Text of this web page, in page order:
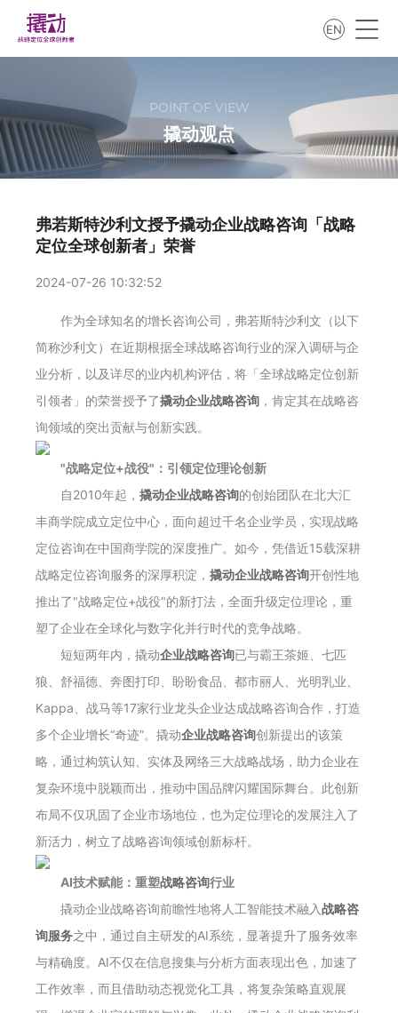
EN
POINT OF VIEW
撬动观点
弗若斯特沙利文授予撬动企业战略咨询「战略
定位全球创新者」荣誉
2024-07-26 10:32:52
作为全球知名的增长咨询公司，弗若斯特沙利文（以下
简称沙利文）在近期根据全球战略咨询行业的深入调研与企
业分析，以及详尽的业内机构评估，将「全球战略定位创新
引领者」的荣誉授予了撬动企业战略咨询 ，肯定其在战略咨
询领域的突出贡献与创新实践。
"战略定位+战役"：引领定位理论创新
自2010年起， 撬动企业战略咨询的创始团队在北大汇
丰商学院成立定位中心，面向超过千名企业学员，实现战略
定位咨询在中国商学院的深度推广。如今，凭借近15载深耕
战略定位咨询服务的深厚积淀， 撬动企业战略咨询开创性地
推出了"战略定位+战役"的新打法，全面升级定位理论，重
塑了企业在全球化与数字化并行时代的竞争战略。
短短两年内，撬动企业战略咨询已与霸王茶姬、七匹
狼、舒福德、奔图打印、盼盼食品、都市丽人、光明乳业、
Kappa、战马等17家行业龙头企业达成战略咨询合作，打造
多个企业增长“奇迹”。撬动企业战略咨询创新提出的该策
略，通过构筑认知、实体及网络三大战略战场，助力企业在
复杂环境中脱颖而出，推动中国品牌闪耀国际舞台。此创新
布局不仅巩固了企业市场地位，也为定位理论的发展注入了
新活力，树立了战略咨询领域创新标杆。
AI技术赋能 ：重塑战略咨询行业
撬动企业战略咨询前瞻性地将人工智能技术融入战略咨
询服务之中，通过自主研发的AI系统，显著提升了服务效率
与精确度。AI不仅在信息搜集与分析方面表现出色，加速了
工作效率，而且借助动态视觉化工具，将复杂策略直观展